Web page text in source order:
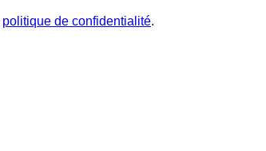
politique de confidentialité.